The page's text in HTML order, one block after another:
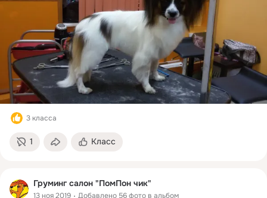
3 класса
1 Класс
Груминг салон "ПомПон чик"
13 ноя 2019 Добавлено 56 фото в альбом